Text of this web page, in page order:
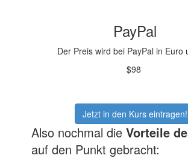
PayPal
Der Preis wird bei PayPal in Euro
$98
Jetzt in den Kurs eintragen!
Also nochmal dieVorteile
auf den Punkt gebracht: